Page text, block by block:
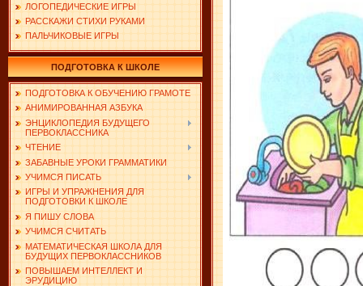
ЛОГОПЕДИЧЕСКИЕ ИГРЫ
РАССКАЖИ СТИХИ РУКАМИ
ПАЛЬЧИКОВЫЕ ИГРЫ
ПОДГОТОВКА К ШКОЛЕ
ПОДГОТОВКА К ОБУЧЕНИЮ ГРАМОТЕ
АНИМИРОВАННАЯ АЗБУКА
ЭНЦИКЛОПЕДИЯ БУДУЩЕГО
ПЕРВОКЛАССНИКА
ЧТЕНИЕ
ЗАБАВНЫЕ УРОКИ ГРАММАТИКИ
УЧИМСЯ ПИСАТЬ
ИГРЫ И УПРАЖНЕНИЯ ДЛЯ
ПОДГОТОВКИ К ШКОЛЕ
Я ПИШУ СЛОВА
УЧИМСЯ СЧИТАТЬ
МАТЕМАТИЧЕСКАЯ ШКОЛА ДЛЯ
БУДУЩИХ ПЕРВОКЛАССНИКОВ
ПОВЫШАЕМ ИНТЕЛЛЕКТ И
ЭРУДИЦИЮ